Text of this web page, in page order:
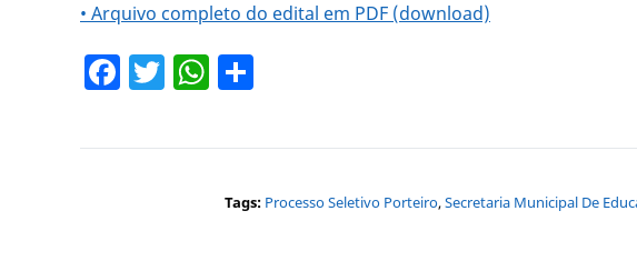
• Arquivo completo do edital em PDF (download)
Facebook
TwitterWhatsApp
Tags: Processo Seletivo Porteiro,Secretaria Municipal De